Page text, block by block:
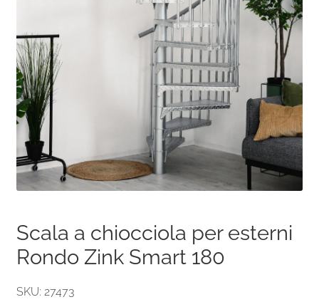
Scala a chiocciola per esterni
Rondo Zink Smart 180
SKU: 27473